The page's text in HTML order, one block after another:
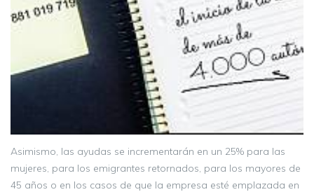
Asimismo, las ayudas se incrementarán en un 25% para las
mujeres, para los emigrantes retornados, para los mayores de
45 años o en los casos de que la empresa esté emplazada en